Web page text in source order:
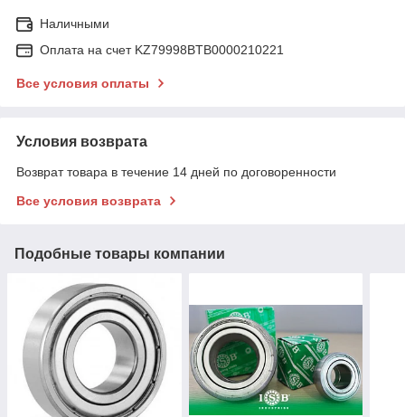
Наличными
Оплата на счет KZ79998BTB0000210221
Все условия оплаты
Условия возврата
Возврат товара в течение 14 дней по договоренности
Все условия возврата
Подобные товары компании